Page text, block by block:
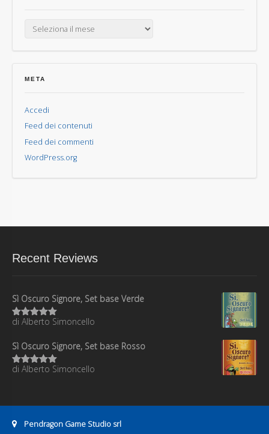
META
Accedi
Feed dei contenuti
Feed dei commenti
WordPress.org
Recent Reviews
Sì Oscuro Signore, Set base Verde
Valutato5
di Alberto Simoncello
Sì Oscuro Signore, Set base Rosso
Valutato5
di Alberto Simoncello
Pendragon Game Studio srl